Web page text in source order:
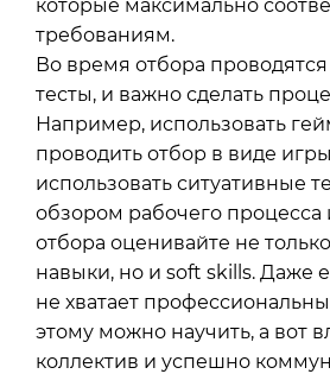
которые максимально
требованиям.
Во время отбора
тесты, и важно сделать
Например, использовать
проводить отбор в виде
использовать ситуативные
обзором рабочего процесса
отбора оценивайте не
навыки, но и soft skills. Даже
не хватает
этому можно научить, а вот
коллектив и успешно